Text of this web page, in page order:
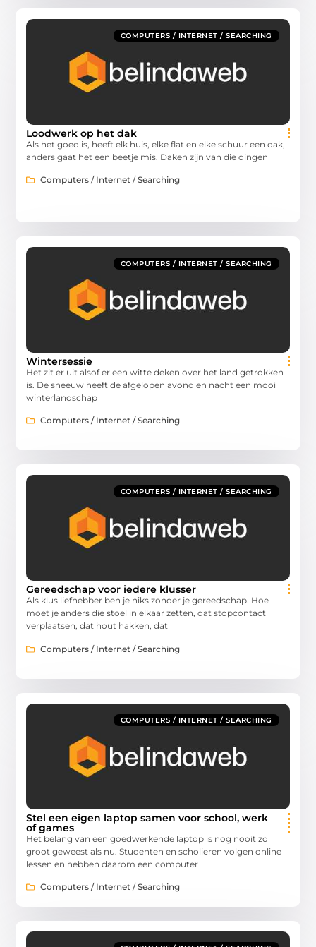
COMPUTERS / INTERNET / SEARCHING
Loodwerk op het dak
Als het goed is, heeft elk huis, elke flat en elke schuur een dak,
anders gaat het een beetje mis. Daken zijn van die dingen
Computers / Internet / Searching
COMPUTERS / INTERNET / SEARCHING
Wintersessie
Het zit er uit alsof er een witte deken over het land getrokken
is. De sneeuw heeft de afgelopen avond en nacht een mooi
winterlandschap
Computers / Internet / Searching
COMPUTERS / INTERNET / SEARCHING
Gereedschap voor iedere klusser
Als klus liefhebber ben je niks zonder je gereedschap. Hoe
moet je anders die stoel in elkaar zetten, dat stopcontact
verplaatsen, dat hout hakken, dat
Computers / Internet / Searching
COMPUTERS / INTERNET / SEARCHING
Stel een eigen laptop samen voor school, werk
of games
Het belang van een goedwerkende laptop is nog nooit zo
groot geweest als nu. Studenten en scholieren volgen online
lessen en hebben daarom een computer
Computers / Internet / Searching